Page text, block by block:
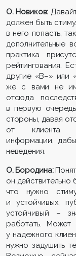
О. Новиков:
должен быть
в него попасть,
дополнительные
практика
рейтингования.
другие «B–» или
же с вами не
отсюда
в первую
стороны, давая
от клиента
информации,
неведения.
О. Бородина:
он действительно
что нужно
и устойчивых,
устойчивый –
работать. Может
у надежного
нужно задушить